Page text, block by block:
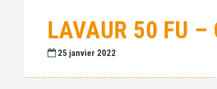
LAVAUR 50 FU –
25 janvier 2022